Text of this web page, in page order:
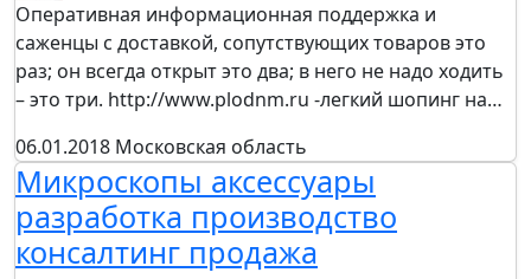
Оперативная информационная поддержка и
саженцы с доставкой, сопутствующих товаров это
раз; он всегда открыт это два; в него не надо ходить
– это три. http://www.plodnm.ru -легкий шопинг на…
06.01.2018 Московская область
Микроскопы аксессуары
разработка производство
консалтинг продажа